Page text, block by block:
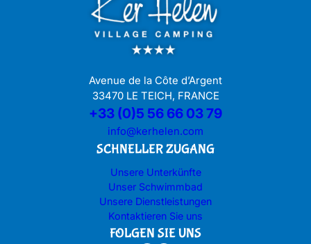
Avenue de la Côte d’Argent
33470 LE TEICH, FRANCE
+33 (0)5 56 66 03 79
info@kerhelen.com
SCHNELLER ZUGANG
Unsere Unterkünfte
Unser Schwimmbad
Unsere Dienstleistungen
Kontaktieren Sie uns
FOLGEN SIE UNS